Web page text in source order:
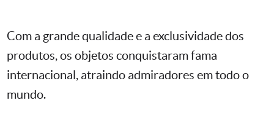
Com a grande qualidade e a exclusividade dos
produtos, os objetos conquistaram fama
internacional, atraindo admiradores em todo o
mundo.